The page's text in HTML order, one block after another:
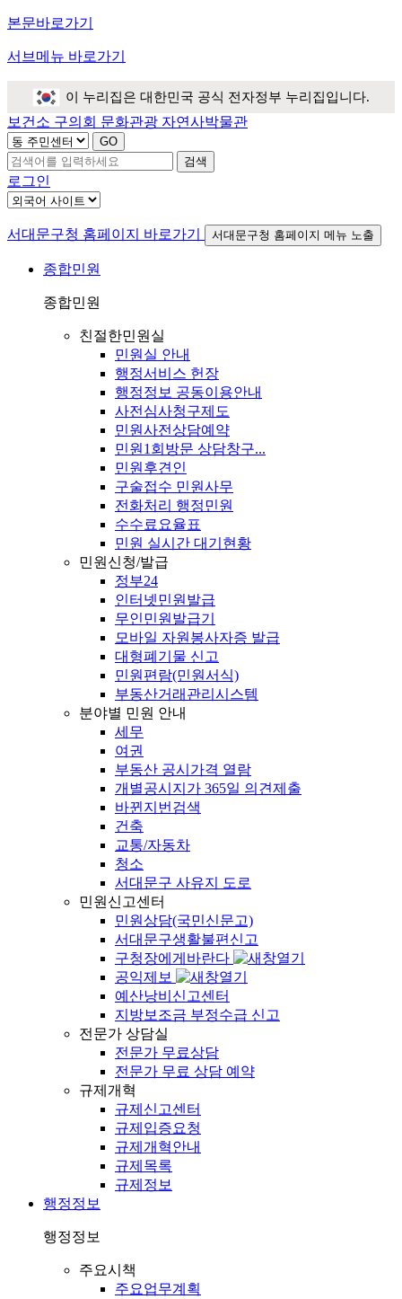
본문바로가기
서브메뉴 바로가기
이 누리집은 대한민국 공식 전자정부 누리집입니다.
보건소 구의회 문화관광 자연사박물관
검색
로그인
서대문구청 홈페이지 바로가기 서대문구청 홈페이지 메뉴 노출
종합민원
종합민원
친절한민원실
민원실 안내
행정서비스 헌장
행정정보 공동이용안내
사전심사청구제도
민원사전상담예약
민원1회방문 상담창구...
민원후견인
구술접수 민원사무
전화처리 행정민원
수수료요율표
민원 실시간 대기현황
민원신청/발급
정부24
인터넷민원발급
무인민원발급기
모바일 자원봉사자증 발급
대형폐기물 신고
민원편람(민원서식)
부동산거래관리시스템
분야별 민원 안내
세무
여권
부동산 공시가격 열람
개별공시지가 365일 의견제출
바뀐지번검색
건축
교통/자동차
청소
서대문구 사유지 도로
민원신고센터
민원상담(국민신문고)
서대문구생활불편신고
구청장에게바란다
공익제보
예산낭비신고센터
지방보조금 부정수급 신고
전문가 상담실
전문가 무료상담
전문가 무료 상담 예약
규제개혁
규제신고센터
규제입증요청
규제개혁안내
규제목록
규제정보
행정정보
행정정보
주요시책
주요업무계획